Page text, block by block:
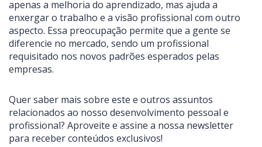
apenas a melhoria do aprendizado, mas ajuda a
enxergar o trabalho e a visão profissional com outro
aspecto. Essa preocupação permite que a gente se
diferencie no mercado, sendo um profissional
requisitado nos novos padrões esperados pelas
empresas.
Quer saber mais sobre este e outros assuntos
relacionados ao nosso desenvolvimento pessoal e
profissional? Aproveite e assine a nossa newsletter
para receber conteúdos exclusivos!